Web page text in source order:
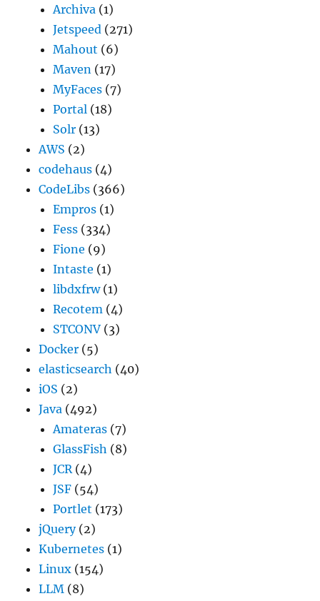
Archiva (1)
Jetspeed (271)
Mahout (6)
Maven (17)
MyFaces (7)
Portal (18)
Solr (13)
AWS (2)
codehaus (4)
CodeLibs (366)
Empros (1)
Fess (334)
Fione (9)
Intaste (1)
libdxfrw(1)
Recotem (4)
STCONV (3)
Docker (5)
elasticsearch (40)
iOS (2)
Java (492)
Amateras (7)
GlassFish (8)
JCR(4)
JSF (54)
Portlet (173)
jQuery(2)
Kubernetes (1)
Linux (154)
LLM (8)